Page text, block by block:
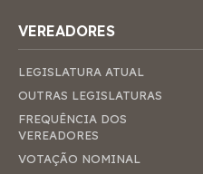
VEREADORES
LEGISLATURA ATUAL
OUTRAS LEGISLATURAS
FREQUÊNCIA DOS
VEREADORES
VOTAÇÃO NOMINAL